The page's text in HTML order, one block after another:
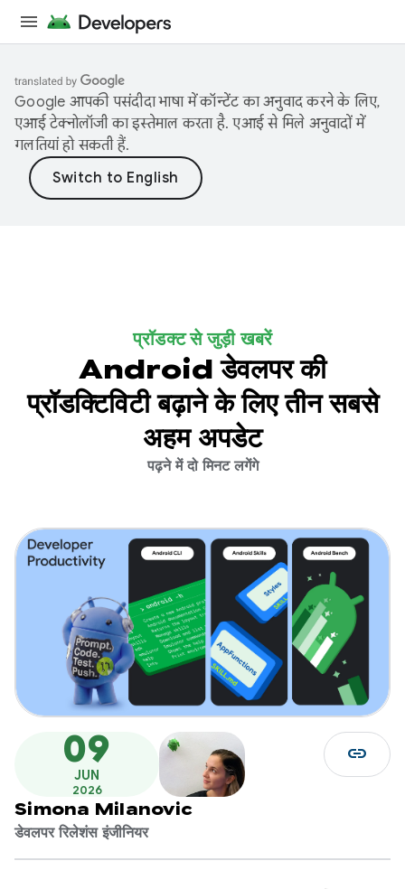
Google आपकी पसंदीदा भाषा में कॉन्टेंट का अनुवाद करने के लिए,
एआई टेक्नोलॉजी का इस्तेमाल करता है. एआई से मिले अनुवादों में
गलतियां हो सकती हैं.
प्रॉडक्ट से जुड़ी खबरें
Android डेवलपर की
प्रॉडक्टिविटी बढ़ाने के लिए तीन सबसे
अहम अपडेट
पढ़ने में दो मिनट लगेंगे
09
JUN
2026
Simona Milanovic
डेवलपर रिलेशंस इंजीनियर
link